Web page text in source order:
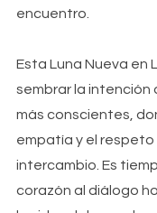
encuentro.
Esta Luna Nueva en
sembrar la intención
más conscientes,
empatía y el respeto
intercambio. Es
corazón al diálogo